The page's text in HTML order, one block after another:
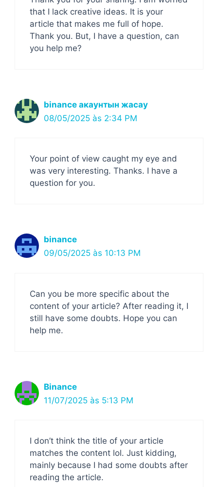
that I lack creative ideas. It is your
article that makes me full of hope.
Thank you. But, I have a question, can
you help me?
binance акаунтын жасау
08/05/2025 às 2:34 PM
Your point of view caught my eye and
was very interesting. Thanks. I have a
question for you.
binance
09/05/2025 às 10:13 PM
Can you be more specific about the
content of your article? After reading it, I
still have some doubts. Hope you can
help me.
Binance
11/07/2025 às 5:13 PM
I don’t think the title of your article
matches the content lol. Just kidding,
mainly because I had some doubts after
reading the article.